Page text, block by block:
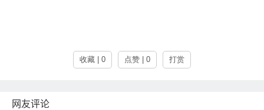
收藏 | 0 点赞 | 0 打赏
网友评论